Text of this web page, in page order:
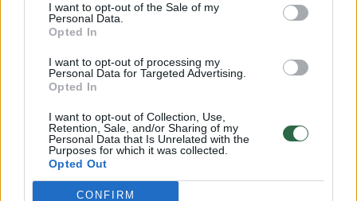
I want to opt-out of the Sale of my
Personal Data.
Opted In
I want to opt-out of processing my
Personal Data for Targeted Advertising.
Opted In
I want to opt-out of Collection, Use,
Retention, Sale, and/or Sharing of my
Personal Data that Is Unrelated with the
Purposes for which it was collected.
Opted Out
CONFIRM
00:15:54
V. Zalužno pasisakymą laiko bandymu įsitvirtinti
Laidos | Nauja diena
Nufilmavo, kaip patvino Vilniaus Vakarinis aplinkkelis:
vaizdas pribloškia
Žinios